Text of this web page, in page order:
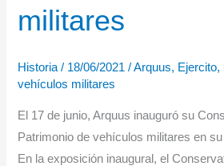
militares
Historia/ 18/06/2021/Arquus, Ejercito,
vehículos militares
El 17 de junio, Arquus inauguró su
Patrimonio de vehículos militares en
En la exposición inaugural, el